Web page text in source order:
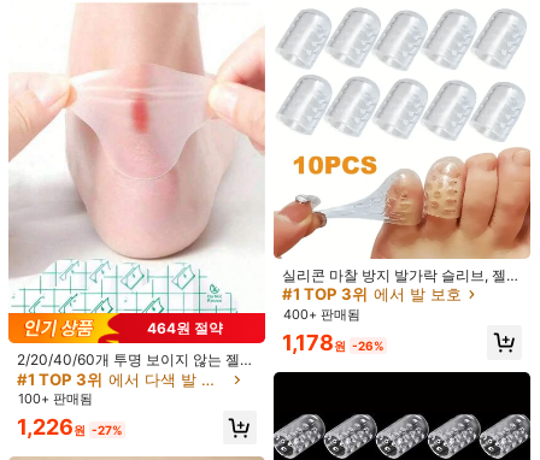
1,990
464원 절약
2/20/40/60개 투명 보이지 않는 젤
하이드로젤 패드 뒤꿈치/앞발/발가락
용, 마찰 방지, 발 보호, 높은 탄성 및
유연성, 하이힐 및 장거리 보행용, 물
집 방지, 발 관리|스티커, 접착제, 무취
및 편안함
#1 TOP 3위 에서 다색 발 보호
100+ 판매됨
1,226원 -27%
실리콘 마찰 방지 발가락 슬리브, 젤
발가락 슬리브, 마찰 방지 디자인, 부
드럽고 통기성 좋고 편안함, 착용하기
쉬움, 재사용 가능, 부드러운 발 관리
액세서리, 유니섹스 및 무취, 새끼발가
락 물집 방지, 스포츠 및 일상 사용에
적합
#1 TOP 3위 에서 발 보호
400+ 판매됨
1,178원 -26%